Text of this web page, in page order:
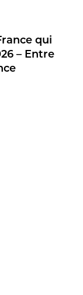
qui
– Entre